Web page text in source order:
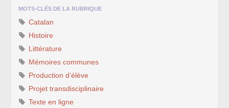
MOTS-CLÉS DE LA RUBRIQUE
Catalan
Histoire
Littérature
Mémoires communes
Production d’élève
Projet transdisciplinaire
Texte en ligne